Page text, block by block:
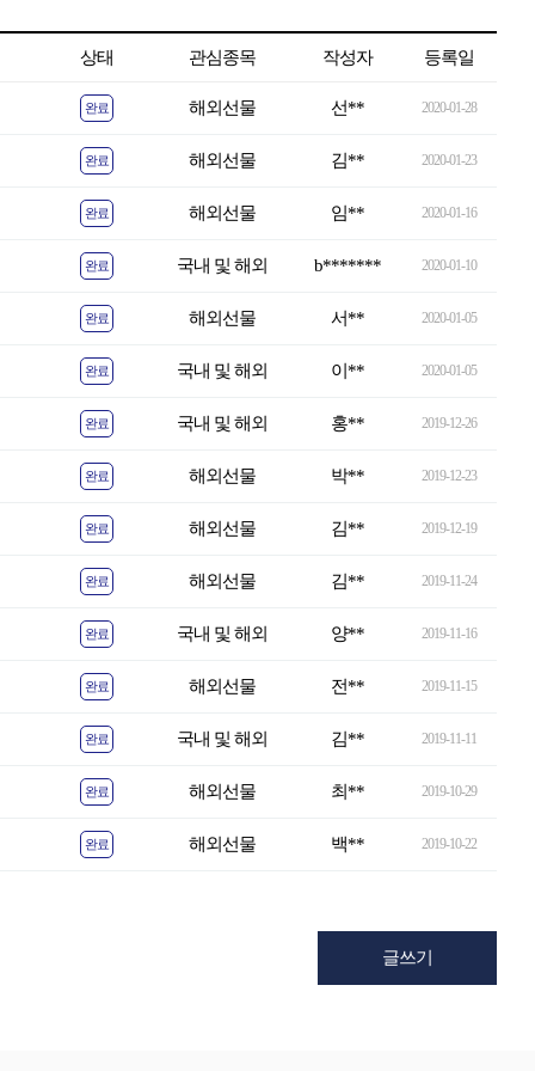
상태 관심종목 작성자 등록일
완료 해외선물 선** 2020-01-28
완료 해외선물 김** 2020-01-23
완료 해외선물 임** 2020-01-16
완료 국내 및 해외 b******* 2020-01-10
완료 해외선물 서** 2020-01-05
완료 국내 및 해외 이** 2020-01-05
완료 국내 및 해외 홍** 2019-12-26
완료 해외선물 박** 2019-12-23
완료 해외선물 김** 2019-12-19
완료 해외선물 김** 2019-11-24
완료 국내 및 해외 양** 2019-11-16
완료 해외선물 전** 2019-11-15
완료 국내 및 해외 김** 2019-11-11
완료 해외선물 최** 2019-10-29
완료 해외선물 백** 2019-10-22
글쓰기